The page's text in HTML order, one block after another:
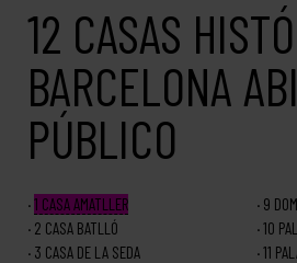
12 CASAS
BARCELONA
PÚBLICO
1 CASA AMATLLER
2 CASA BATLLÓ
3 CASA DE LA SEDA
9
10
11